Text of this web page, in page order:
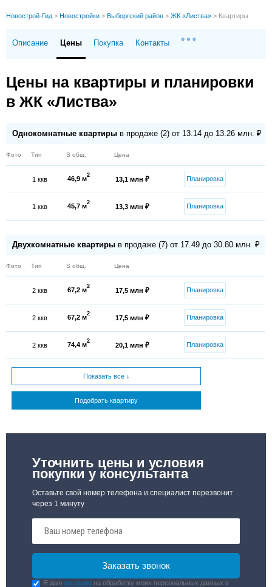
Новострой-Гид > Новостройки > Выборгский район > ЖК «Листва» > Квартиры
Описание Цены Покупка Контакты
Цены на квартиры и планировки
в ЖК «Листва»
Однокомнатные квартиры в продаже (2) от 13.14 до 13.26 млн. ₽
Фото Тип S общ. Цена
1 ккв 46,9 м2
13,1 млн ₽ Планировка
1 ккв 45,7 м2
13,3 млн ₽ Планировка
Двухкомнатные квартиры в продаже (7) от 17.49 до 30.80 млн. ₽
Фото Тип S общ. Цена
2 ккв 67,2 м2
17,5 млн ₽ Планировка
2 ккв 67,2 м2
17,5 млн ₽ Планировка
2 ккв 74,4 м2
20,1 млн ₽ Планировка
Показать все ↓
Подобрать квартиру
Уточнить цены и условия
покупки у консультанта
Оставьте свой номер телефона и специалист перезвонит
через 1 минуту
Я даюсогласие на обработку моих персональных данных в